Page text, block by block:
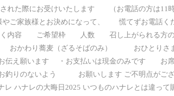
た際にお受けいたします （お電話の方は11
家族様とお決めになって、 慌てずお電話く
く内容 ご希望枠 人数 召し上がられる方の
かわり蕎麦（ざるそばのみ） おひとりさ
願います ・お支払いは現金のみです お席
りのないよう お願いします ご不明点がござ
ハナレの大晦日2025 いつものハナレとは違って